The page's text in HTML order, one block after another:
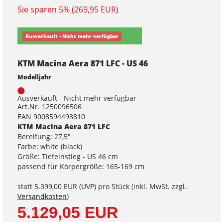
Sie sparen 5% (269,95 EUR)
Ausverkauft - Nicht mehr verfügbar
KTM Macina Aera 871 LFC - US 46
Modelljahr
Ausverkauft - Nicht mehr verfügbar
Art.Nr. 1250096506
EAN 9008594493810
KTM Macina Aera 871 LFC
Bereifung: 27,5"
Farbe: white (black)
Größe: Tiefeinstieg - US 46 cm
passend für Körpergröße: 165-169 cm
statt 5.399,00 EUR (UVP) pro Stück (inkl. MwSt. zzgl.
Versandkosten)
5.129,05 EUR